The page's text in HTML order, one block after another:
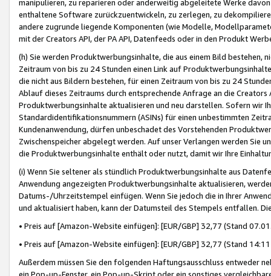
manipulieren, zu reparieren oder anderweitig abgeleitete Werke
enthaltene Software zurückzuentwickeln, zu zerlegen, zu
andere zugrunde liegende Komponenten (wie Modelle,
mit der Creators API, der PA API, Datenfeeds oder in den Produkt
(h) Sie werden Produktwerbungsinhalte, die aus einem Bild bestehen,
Zeitraum von bis zu 24 Stunden einen Link auf
die nicht aus Bildern bestehen, für einen Zeitraum von bis zu 24
Ablauf dieses Zeitraums durch entsprechende Anfrage an die
Produktwerbungsinhalte aktualisieren und neu darstellen. Sofern wir
Standardidentifikationsnummern (ASINs) für einen unbestimmten
Kundenanwendung, dürfen unbeschadet des Vorstehenden
Zwischenspeicher abgelegt werden. Auf unser Verlangen werden Sie
die Produktwerbungsinhalte enthält oder nutzt, damit wir Ihre
(i) Wenn Sie seltener als stündlich Produktwerbungsinhalte aus
Anwendung angezeigten Produktwerbungsinhalte aktualisieren,
Datums-/Uhrzeitstempel einfügen. Wenn Sie jedoch die in Ihrer
und aktualisiert haben, kann der Datumsteil des Stempels entfallen.
• Preis auf [Amazon-Website einfügen]: [EUR/GBP] 32,77 (Stand
• Preis auf [Amazon-Website einfügen]: [EUR/GBP] 32,77 (Stand
Außerdem müssen Sie den folgenden Haftungsausschluss entweder
ein Pop-up-Fenster, ein Pop-up-Skript oder ein sonstiges